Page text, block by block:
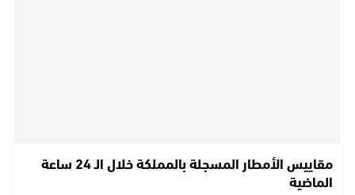
مقاييس الأمطار المسجلة بالمملكة خلال الـ 24 ساعة
الماضية